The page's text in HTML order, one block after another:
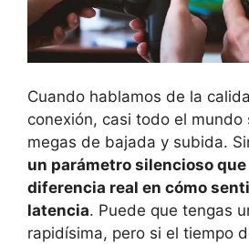
Cuando hablamos de la
conexión, casi todo el mundo
megas de bajada y subida.
un parámetro silencioso que
diferencia real en cómo
latencia. Puede que tengas
rapidísima, pero si el tiempo